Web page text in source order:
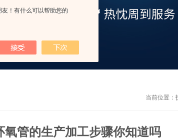
！有什么可以帮助您的
当前位置：
氧管的生产加工步骤你知道吗